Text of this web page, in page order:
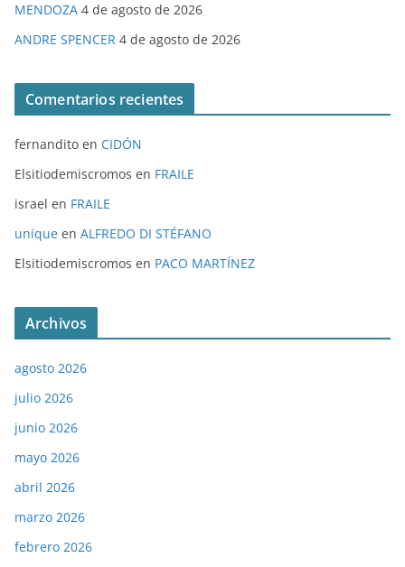
MENDOZA 4 de agosto de 2026
ANDRE SPENCER 4 de agosto de 2026
Comentarios recientes
fernandito en CIDÓN
Elsitiodemiscromos en FRAILE
israel en FRAILE
unique en ALFREDO DI STÉFANO
Elsitiodemiscromos en PACO MARTÍNEZ
Archivos
agosto 2026
julio 2026
junio 2026
mayo 2026
abril 2026
marzo 2026
febrero 2026